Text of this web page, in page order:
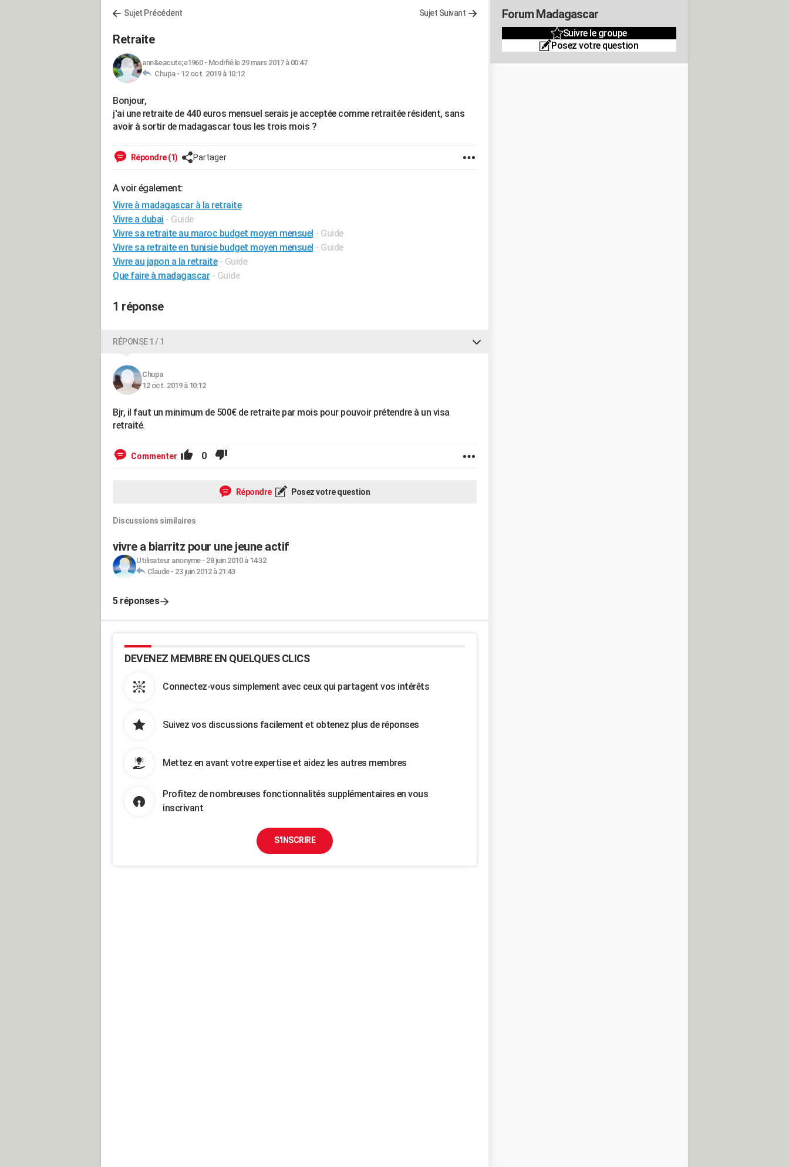
Sujet Précédent Sujet Suivant
Retraite
ann&eacute;e1960- Modifié le 29 mars 2017 à 00:47
Chupa - 12 oct. 2019 à 10:12
Bonjour,
j'ai une retraite de 440 euros mensuel serais je acceptée comme retraitée résident, sans
avoir à sortir de madagascar tous les trois mois ?
Répondre (1) Partager
A voir également:
Vivre à madagascar à la retraite
Vivre a dubai - Guide
Vivre sa retraite au maroc budget moyen mensuel - Guide
Vivre sa retraite en tunisie budget moyen mensuel - Guide
Vivre au japon a la retraite - Guide
Que faire à madagascar - Guide
1 réponse
RÉPONSE 1 / 1
Chupa
12 oct. 2019 à 10:12
Bjr, il faut un minimum de 500€ de retraite par mois pour pouvoir prétendre à un visa
retraité.
Commenter 0
Répondre Posez votre question
Discussions similaires
vivre a biarritz pour une jeune actif
Utilisateur anonyme- 28 juin 2010 à 14:32
Claude- 23 juin 2012 à 21:43
5 réponses
DEVENEZ MEMBRE EN QUELQUES CLICS
Connectez-vous simplement avec ceux qui partagent vos intérêts
Suivez vos discussions facilement et obtenez plus de réponses
Mettez en avant votre expertise et aidez les autres membres
Profitez de nombreuses fonctionnalités supplémentaires en vous
inscrivant
S'INSCRIRE
Forum Madagascar
Suivre le groupe
Posez votre question